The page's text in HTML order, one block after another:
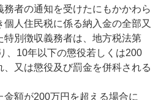
者の通知を受けたにもかかわら
人住民税に係る納入金の全部又
特別徴収義務者は、地方税法第
、10年以下の懲役若しくは200
又は懲役及び罰金を併科される
額が200万円を超える場合に